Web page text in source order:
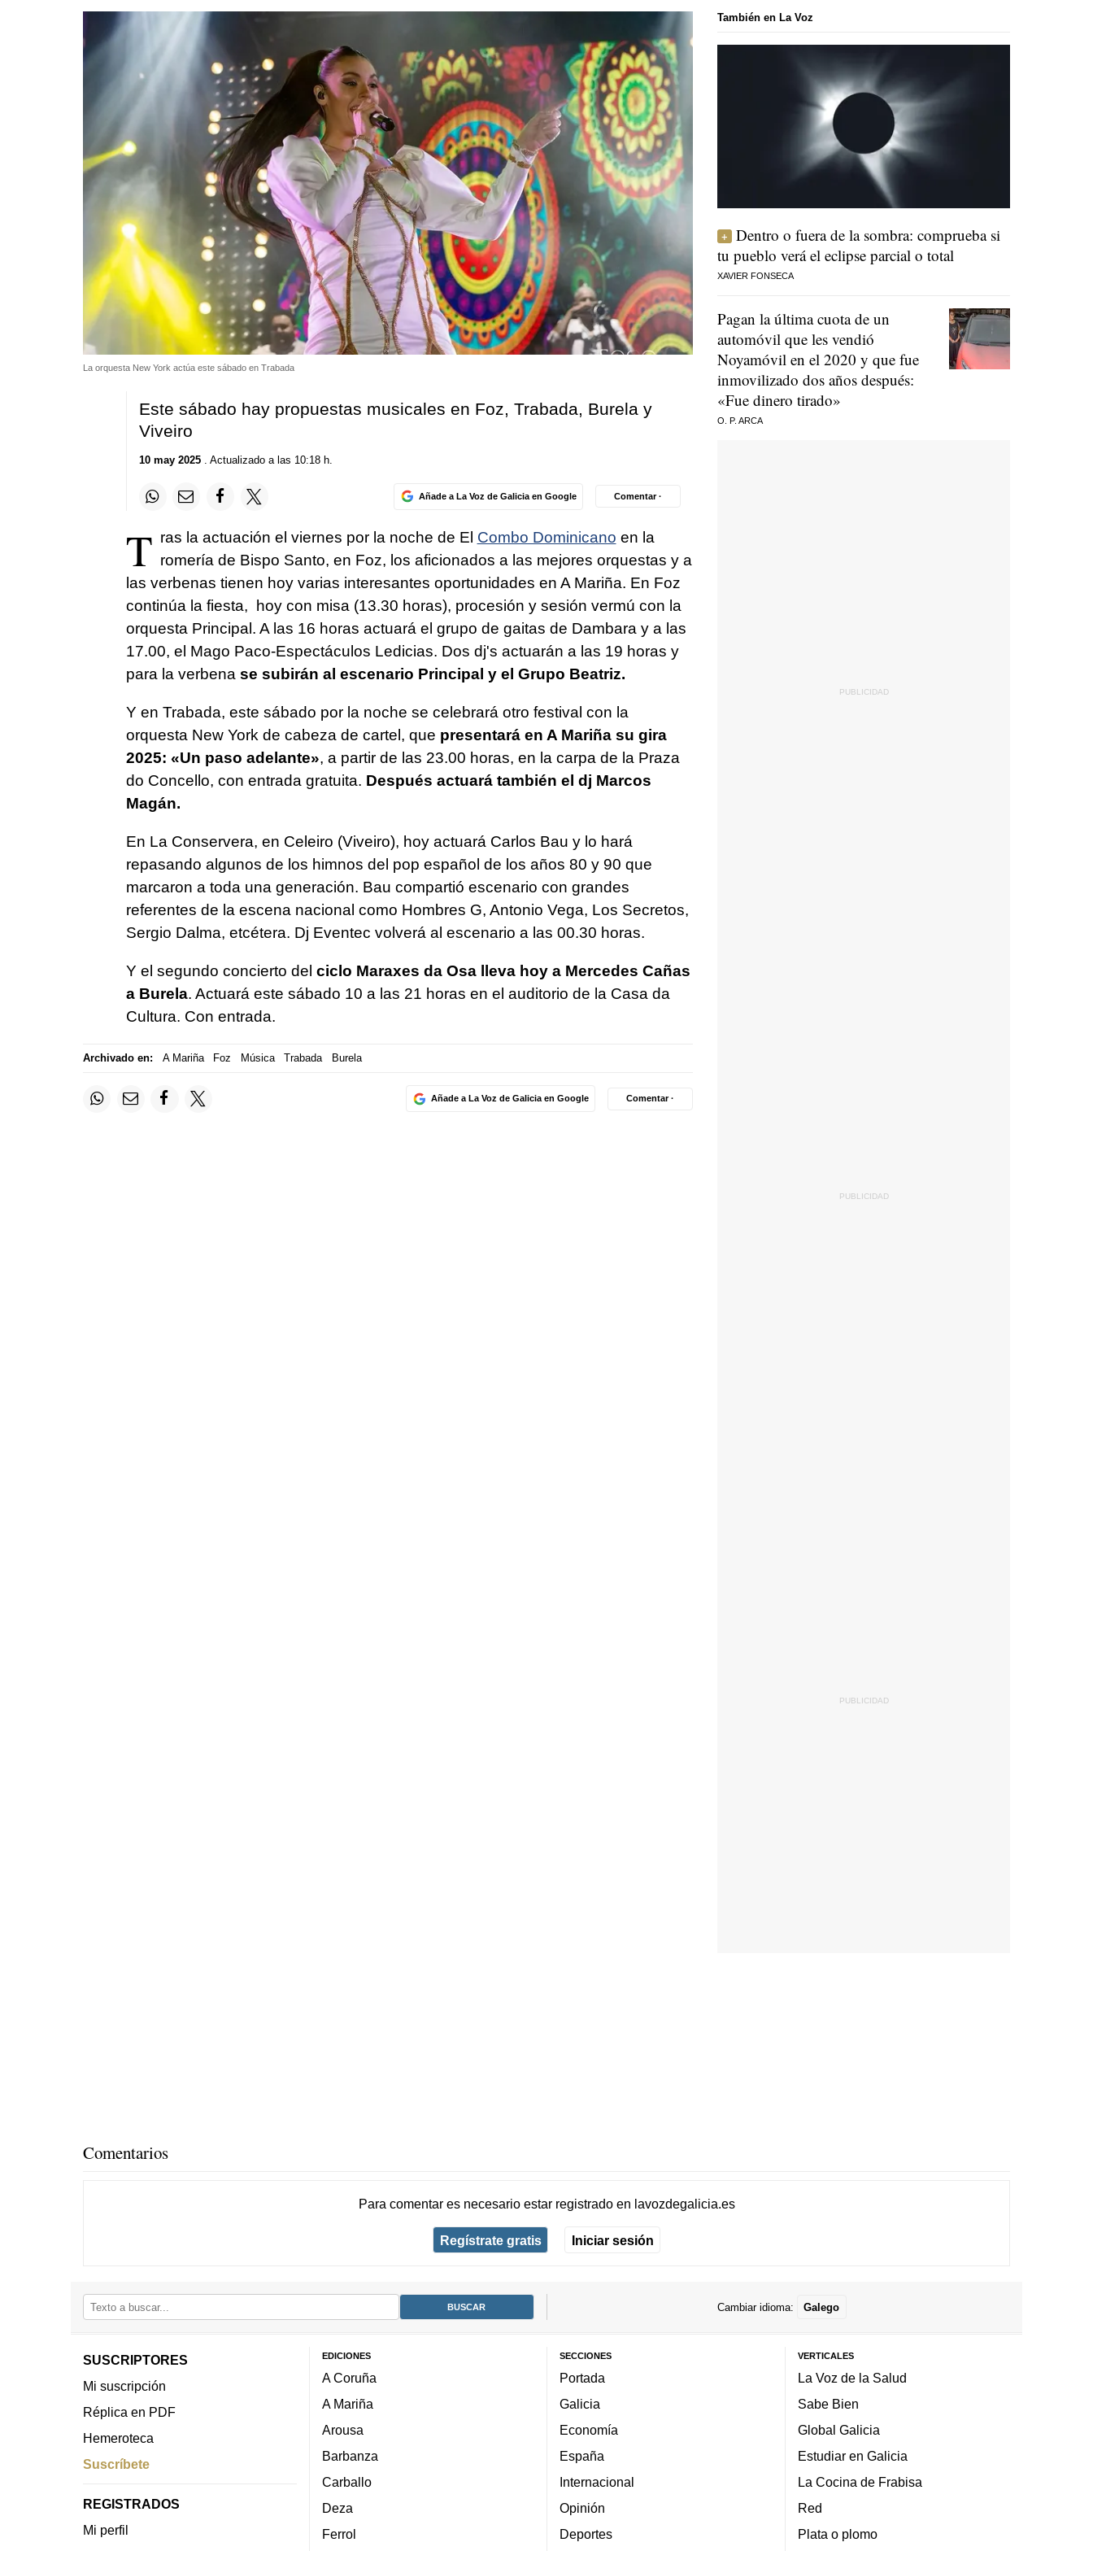
La orquesta New York actúa este sábado en Trabada
Este sábado hay propuestas musicales en Foz, Trabada, Burela y
Viveiro
10 may 2025. Actualizado a las 10:18 h.
Añade a La Voz de Galicia en Google Comentar ·
T ras la actuación el viernes por la noche de El Combo Dominicano en la
romería de Bispo Santo, en Foz, los aficionados a las mejores orquestas y a
las verbenas tienen hoy varias interesantes oportunidades en A Mariña. En Foz
continúa la fiesta, hoy con misa (13.30 horas), procesión y sesión vermú con la
orquesta Principal. A las 16 horas actuará el grupo de gaitas de Dambara y a las
17.00, el Mago Paco-Espectáculos Ledicias. Dos dj's actuarán a las 19 horas y
para la verbena se subirán al escenario Principal y el Grupo Beatriz.
Y en Trabada, este sábado por la noche se celebrará otro festival con la
orquesta New York de cabeza de cartel, que presentará en A Mariña su gira
2025: «Un paso adelante», a partir de las 23.00 horas, en la carpa de la Praza
do Concello, con entrada gratuita. Después actuará también el dj Marcos
Magán.
En La Conservera, en Celeiro (Viveiro), hoy actuará Carlos Bau y lo hará
repasando algunos de los himnos del pop español de los años 80 y 90 que
marcaron a toda una generación. Bau compartió escenario con grandes
referentes de la escena nacional como Hombres G, Antonio Vega, Los Secretos,
Sergio Dalma, etcétera. Dj Eventec volverá al escenario a las 00.30 horas.
Y el segundo concierto del ciclo Maraxes da Osa lleva hoy a Mercedes Cañas
a Burela. Actuará este sábado 10 a las 21 horas en el auditorio de la Casa da
Cultura. Con entrada.
Archivado en: A Mariña Foz Música Trabada Burela
Añade a La Voz de Galicia en Google Comentar ·
También en La Voz
Dentro o fuera de la sombra: comprueba si
tu pueblo verá el eclipse parcial o total
XAVIER FONSECA
Pagan la última cuota de un
automóvil que les vendió
Noyamóvil en el 2020 y que fue
inmovilizado dos años después:
«Fue dinero tirado»
O. P. ARCA
Comentarios
Para comentar es necesario estar registradoen lavozdegalicia.es
Regístrate gratis Iniciar sesión
Cambiar idioma: Galego
SUSCRIPTORES
Mi suscripción
Réplica en PDF
Hemeroteca
Suscríbete
REGISTRADOS
Mi perfil
EDICIONES
A Coruña
A Mariña
Arousa
Barbanza
Carballo
Deza
Ferrol
SECCIONES
Portada
Galicia
Economía
España
Internacional
Opinión
Deportes
VERTICALES
La Voz de la Salud
Sabe Bien
Global Galicia
Estudiar en Galicia
La Cocina de Frabisa
Red
Plata o plomo